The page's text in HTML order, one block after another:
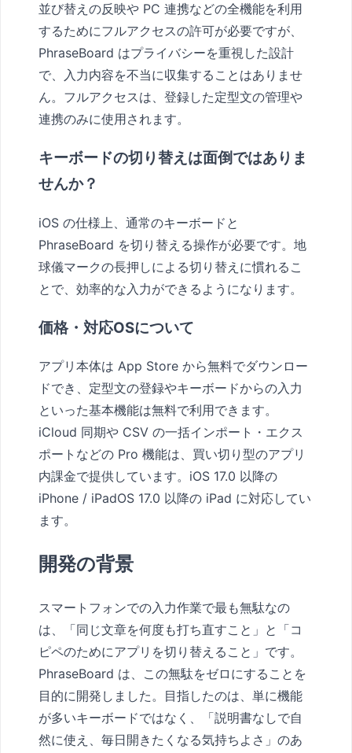
並び替えの反映や PC 連携などの全機能を利用
するためにフルアクセスの許可が必要ですが、
PhraseBoard はプライバシーを重視した設計
で、入力内容を不当に収集することはありませ
ん。フルアクセスは、登録した定型文の管理や
連携のみに使用されます。
キーボードの切り替えは面倒ではありま
せんか？
iOS の仕様上、通常のキーボードと
PhraseBoard を切り替える操作が必要です。地
球儀マークの長押しによる切り替えに慣れるこ
とで、効率的な入力ができるようになります。
価格・対応OSについて
アプリ本体は App Store から無料でダウンロー
ドでき、定型文の登録やキーボードからの入力
といった基本機能は無料で利用できます。
iCloud 同期や CSV の一括インポート・エクス
ポートなどの Pro 機能は、買い切り型のアプリ
内課金で提供しています。iOS 17.0 以降の
iPhone / iPadOS 17.0 以降の iPad に対応してい
ます。
開発の背景
スマートフォンでの入力作業で最も無駄なの
は、「同じ文章を何度も打ち直すこと」と「コ
ピペのためにアプリを切り替えること」です。
PhraseBoard は、この無駄をゼロにすることを
目的に開発しました。目指したのは、単に機能
が多いキーボードではなく、「説明書なしで自
然に使え、毎日開きたくなる気持ちよさ」のあ